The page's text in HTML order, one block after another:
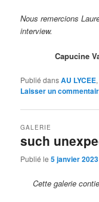
Nous remercions
interview.
Capucine
Publié dansAU LYCEE
Laisser un
such
GALERIE
Publié le5 janvier 2023
Cette galerie